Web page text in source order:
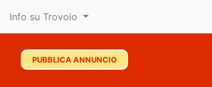
Info su Trovoio
PUBBLICA ANNUNCIO